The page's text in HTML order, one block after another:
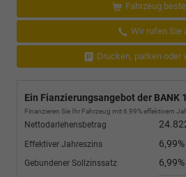
Fahrzeug
Wir rufen Sie
Drucken, parken oder
Ein Fianzierungsangebot der BANK
Finanzieren Sie Ihr Fahrzeug mit 6,99% effektivem
Nettodarlehensbetrag
Effektiver Jahreszins 6,99%
Gebundener Sollzinssatz
6,99%